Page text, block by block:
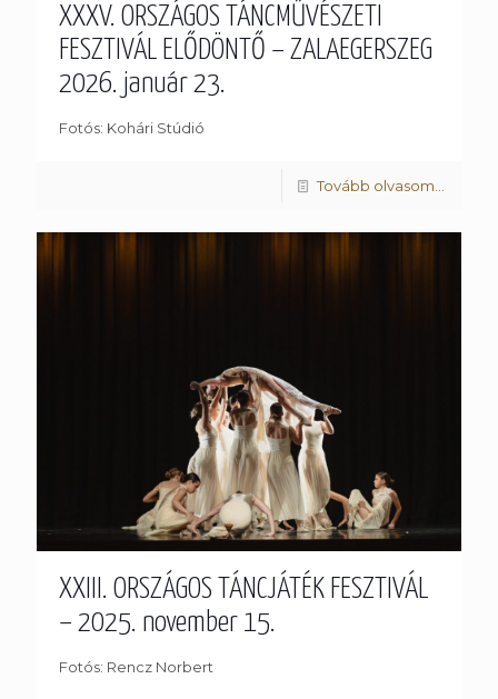
XXXV. ORSZÁGOS TÁNCMŰVÉSZETI
FESZTIVÁL ELŐDÖNTŐ – ZALAEGERSZEG
2026. január 23.
Fotós: Kohári Stúdió
Tovább olvasom...
XXIII. ORSZÁGOS TÁNCJÁTÉK FESZTIVÁL
– 2025. november 15.
Fotós: Rencz Norbert